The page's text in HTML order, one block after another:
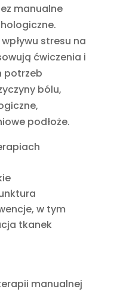
manualne
stresu na
ćwiczenia i
potrzeb
bólu,
podłoże.
w tym
tkanek
manualnej